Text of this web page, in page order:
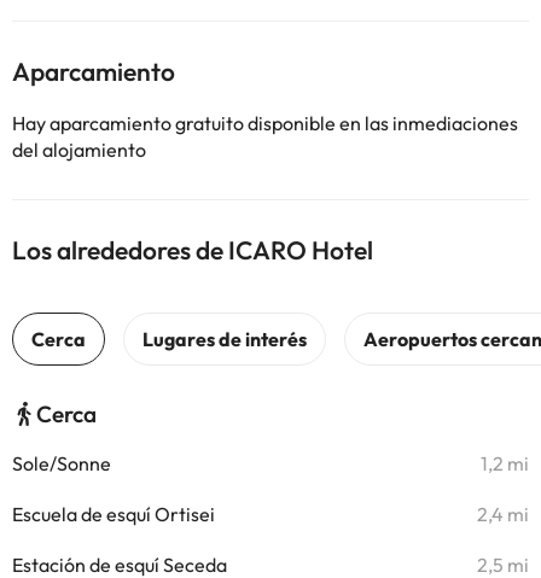
Aparcamiento
Hay aparcamiento gratuito disponible en las inmediaciones
del alojamiento
Los alrededores de ICARO Hotel
Cerca
Sole/Sonne 1,2 mi
Escuela de esquí Ortisei 2,4 mi
Estación de esquí Seceda 2,5 mi